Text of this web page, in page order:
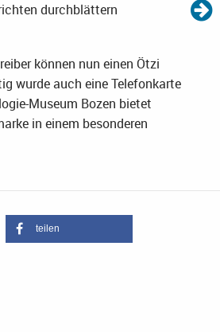
durchblättern
können nun einen Ötzi
wurde auch eine Telefonkarte
Museum Bozen bietet
in einem besonderen
teilen